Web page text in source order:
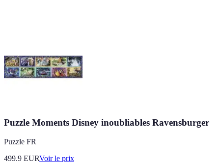
Puzzle Moments Disney inoubliables Ravensburger
Puzzle FR
499.9 EURVoir le prix